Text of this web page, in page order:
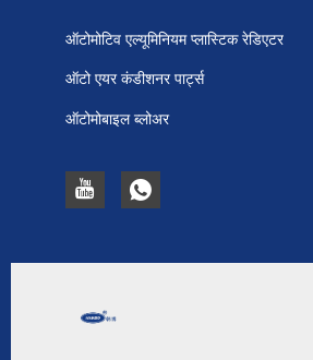
ऑटोमोटिव एल्यूमिनियम प्लास्टिक रेडिएटर
ऑटो एयर कंडीशनर पार्ट्स
ऑटोमोबाइल ब्लोअर